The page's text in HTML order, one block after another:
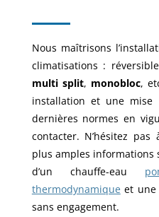
Nous maîtrisons
climatisations :
multi split, monobloc,
installation et une mise
dernières normes en
contacter. N’hésitez
plus amples informations
d’un chauffe-eau
thermodynamique et une
sans engagement.